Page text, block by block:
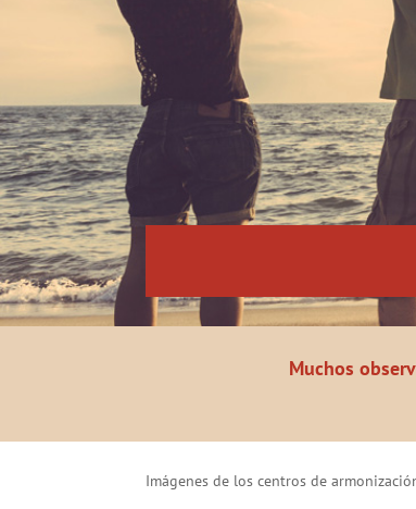
Muchos
Imágenes de los centros de